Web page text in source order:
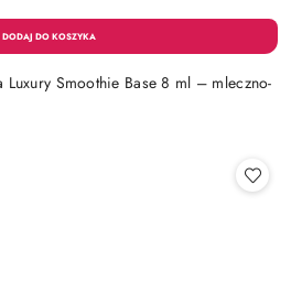
Smoothie Base 8 ml – mleczno-